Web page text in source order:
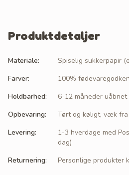
Produktdetaljer
Materiale:
Spiselig sukkerpapir
Farver:
100%
Holdbarhed:
6-12 måneder
Opbevaring:
Tørt og køligt, væk
Levering:
1-3 hverdage med
dag)
Returnering: Personlige produkter